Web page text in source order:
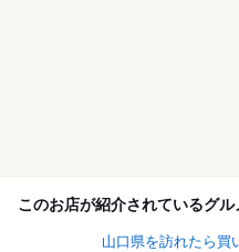
このお店が紹介されているグ
山口県を訪れたら買